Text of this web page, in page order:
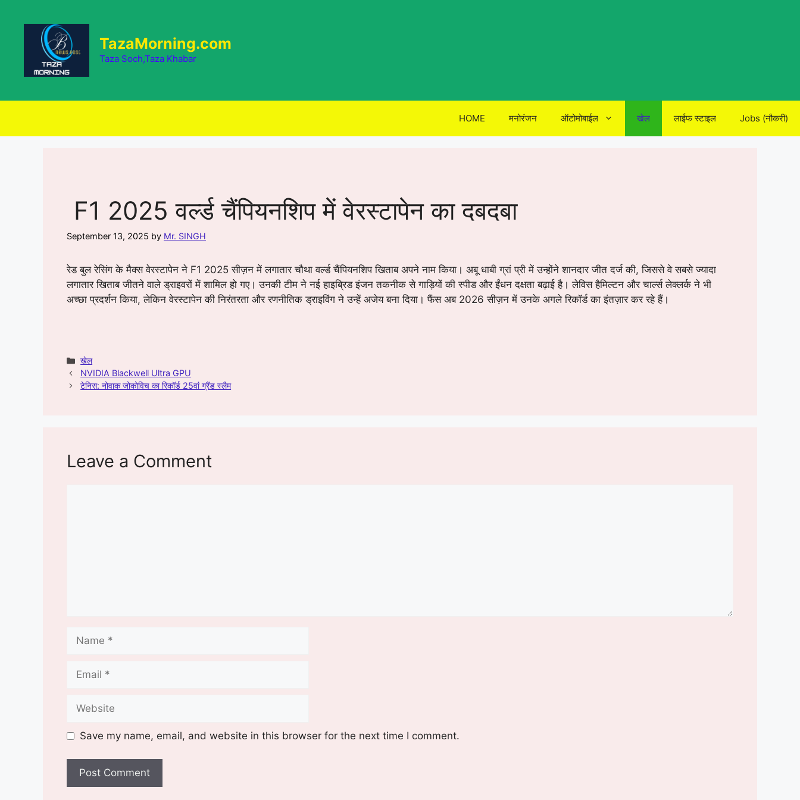
TazaMorning.com
Taza Soch,Taza Khabar
HOME मनोरंजन ऑटोमोबाईल खेल लाईफ स्टाइल Jobs (नौकरी)
F1 2025 वर्ल्ड चैंपियनशिप में वेरस्टापेन का दबदबा
September 13, 2025 by Mr. SINGH
रेड बुल रेसिंग के मैक्स वेरस्टापेन ने F1 2025 सीज़न में लगातार चौथा वर्ल्ड चैंपियनशिप खिताब अपने नाम किया। अबू धाबी ग्रां प्री में उन्होंने शानदार जीत दर्ज की, जिससे वे सबसे ज्यादा
लगातार खिताब जीतने वाले ड्राइवरों में शामिल हो गए। उनकी टीम ने नई हाइब्रिड इंजन तकनीक से गाड़ियों की स्पीड और ईंधन दक्षता बढ़ाई है। लेविस हैमिल्टन और चार्ल्स लेक्लर्क ने भी
अच्छा प्रदर्शन किया, लेकिन वेरस्टापेन की निरंतरता और रणनीतिक ड्राइविंग ने उन्हें अजेय बना दिया। फैंस अब 2026 सीज़न में उनके अगले रिकॉर्ड का इंतज़ार कर रहे हैं।
Categories
खेल
NVIDIA Blackwell Ultra GPU
टेनिस: नोवाक जोकोविच का रिकॉर्ड 25वां ग्रैंड स्लैम
Leave a Comment
Name
Email
Website
Save my name, email, and website in this browser for the next time I comment.